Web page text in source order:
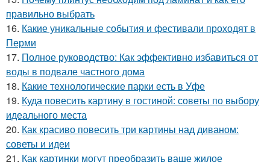
правильно выбрать
16. Какие уникальные события и фестивали проходят в
Перми
17. Полное руководство: Как эффективно избавиться от
воды в подвале частного дома
18. Какие технологические парки есть в Уфе
19. Куда повесить картину в гостиной: советы по выбору
идеального места
20. Как красиво повесить три картины над диваном:
советы и идеи
21. Как картинки могут преобразить ваше жилое